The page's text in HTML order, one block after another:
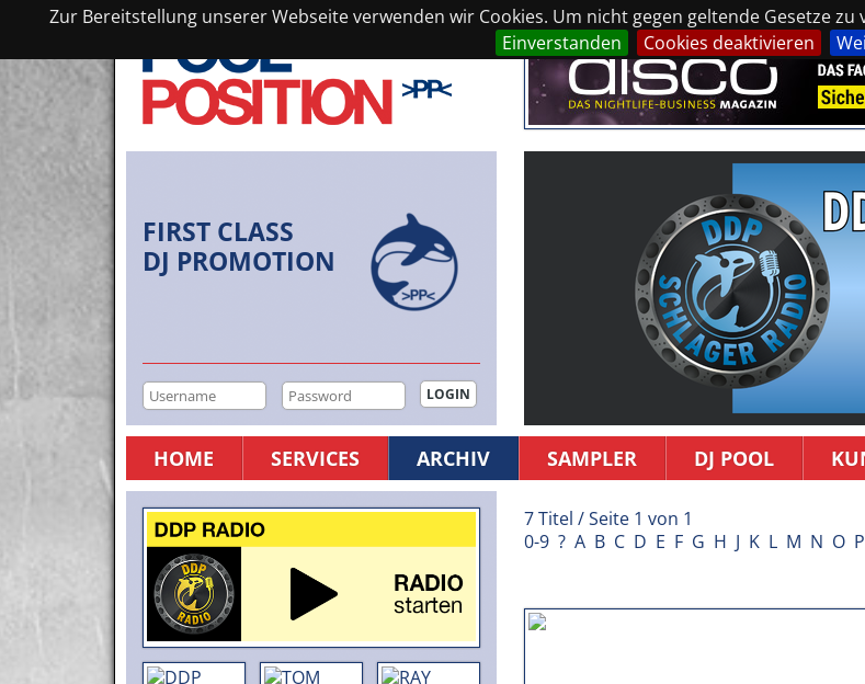
Zur Bereitstellung unserer Webseite verwenden wir Cookies. Um nicht gegen geltende Gesetze
Einverstanden
Cookies deaktivieren
FIRST CLASS
DJ PROMOTION
HOME SERVICES ARCHIV SAMPLER DJ POOL
7 Titel / Seite 1 von 1
0-9 ? A B C D E F G H J K L M N O P